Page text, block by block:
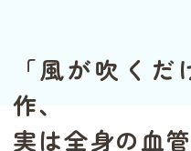
「風が吹く
作、
実は全身の血